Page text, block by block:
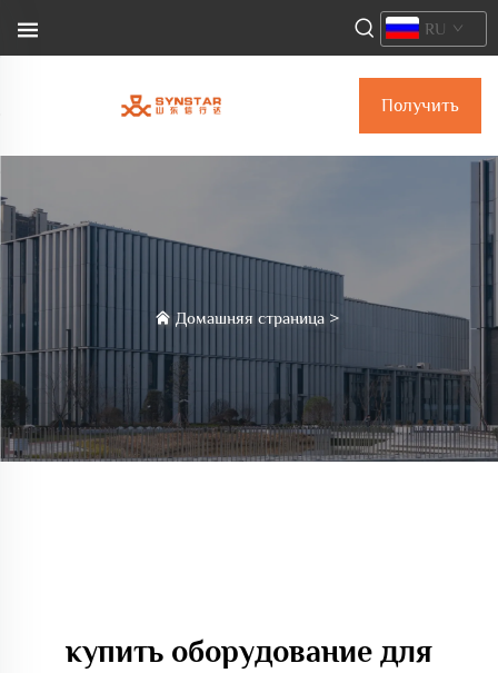
Получить
коммерческое
RU
Домашняя страница >
купить оборудование для